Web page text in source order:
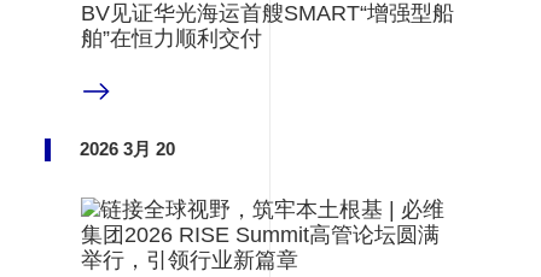
BV见证华光海运首艘SMART“增强型船
舶”在恒力顺利交付
2026 3月 20